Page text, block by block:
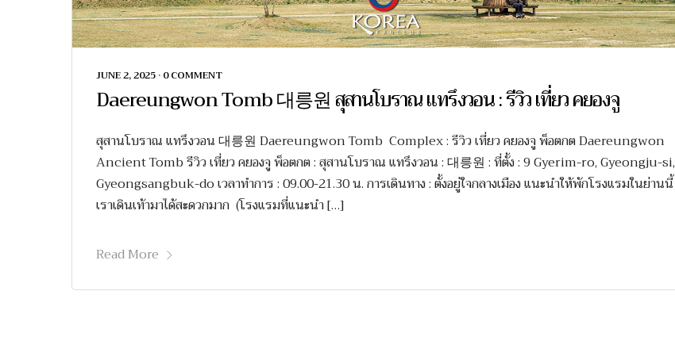
JUNE 2, 2025 • 0 COMMENT
Daereungwon Tomb 대릉원 สุสานโบราณ แทรึงวอน : รีวิว เที่ยว คยองจู
สุสานโบราณ แทรึงวอน 대릉원 Daereungwon Tomb Complex : รีวิว เที่ยว คยองจู พ็อตกต Daereungwon
Ancient Tomb รีวิว เที่ยว คยองจู พ็อตกต : สุสานโบราณ แทรึงวอน : 대릉원 : ที่ตั้ง : 9 Gyerim-ro, Gyeongju-si,
Gyeongsangbuk-do เวลาทำการ : 09.00-21.30 น. การเดินทาง : ตั้งอยู่ใจกลางเมือง แนะนำให้พักโรงแรมในย่านนี้
เราเดินเท้ามาได้สะดวกมาก (โรงแรมที่แนะนำ […]
Read More